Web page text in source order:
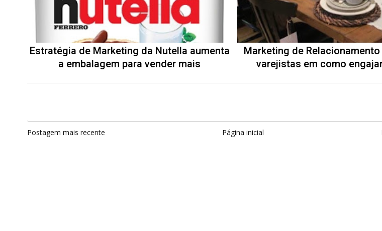
Estratégia de Marketing da Nutella aumenta
a embalagem para vender mais
Marketing de
varejistas em como
Postagem mais recente Página inicial